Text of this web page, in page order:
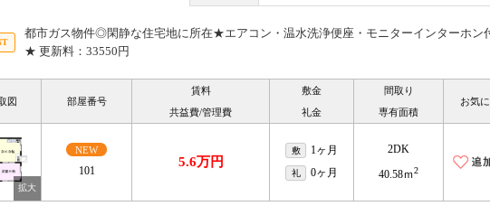
都市ガス物件◎閑静な住宅地に所在★エアコン・温水洗浄便座・モニターインターホ
★ 更新料：33550円
図 部屋番号
賃料
共益費/管理費
敷金
礼金
間取り
専有面積
お気
NEW
101
5.6万円
敷 1ヶ月
礼 0ヶ月
2DK
40.58ｍ2